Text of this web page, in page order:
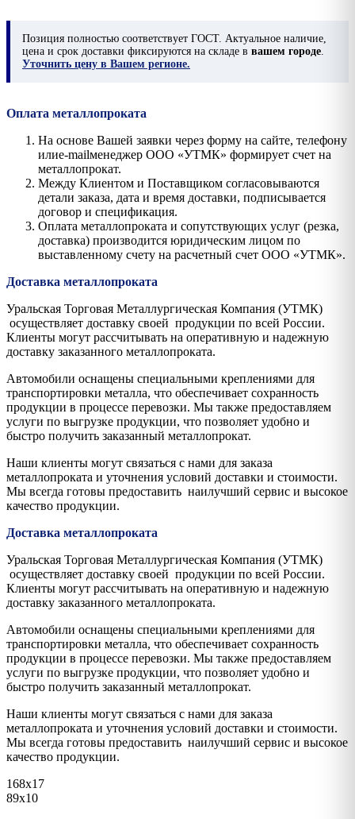
Позиция полностью соответствует ГОСТ. Актуальное наличие,
цена и срок доставки фиксируются на складе в вашем городе
Уточнить цену в Вашем регионе.
Оплата металлопроката
На основе Вашей заявки через форму на сайте, телефону
илиe-mailменеджер ООО «УТМК» формирует счет на
металлопрокат.
Между Клиентом и Поставщиком согласовываются
детали заказа, дата и время доставки, подписывается
договор и спецификация.
Оплата металлопроката и сопутствующих услуг (резка,
доставка) производится юридическим лицом по
выставленному счету на расчетный счет ООО «УТМК».
Доставка металлопроката
Уральская Торговая Металлургическая Компания (УТМК)
осуществляет доставку своей продукции по всей России.
Клиенты могут рассчитывать на оперативную и надежную
доставку заказанного металлопроката.
Автомобили оснащены специальными креплениями для
транспортировки металла, что обеспечивает сохранность
продукции в процессе перевозки. Мы также предоставляем
услуги по выгрузке продукции, что позволяет удобно и
быстро получить заказанный металлопрокат.
Наши клиенты могут связаться с нами для заказа
металлопроката и уточнения условий доставки и стоимости.
Мы всегда готовы предоставить наилучший сервис и высокое
качество продукции.
Доставка металлопроката
Уральская Торговая Металлургическая Компания (УТМК)
осуществляет доставку своей продукции по всей России.
Клиенты могут рассчитывать на оперативную и надежную
доставку заказанного металлопроката.
Автомобили оснащены специальными креплениями для
транспортировки металла, что обеспечивает сохранность
продукции в процессе перевозки. Мы также предоставляем
услуги по выгрузке продукции, что позволяет удобно и
быстро получить заказанный металлопрокат.
Наши клиенты могут связаться с нами для заказа
металлопроката и уточнения условий доставки и стоимости.
Мы всегда готовы предоставить наилучший сервис и высокое
качество продукции.
168х17
89х10